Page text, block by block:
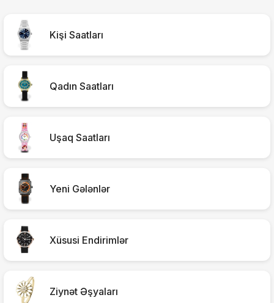
Kişi Saatları
Qadın Saatları
Uşaq Saatları
Yeni Gələnlər
Xüsusi Endirimlər
Ziynət Əşyaları